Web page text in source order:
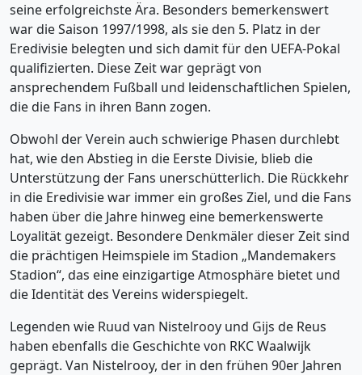
seine erfolgreichste Ära. Besonders bemerkenswert
war die Saison 1997/1998, als sie den 5. Platz in der
Eredivisie belegten und sich damit für den UEFA-Pokal
qualifizierten. Diese Zeit war geprägt von
ansprechendem Fußball und leidenschaftlichen Spielen,
die die Fans in ihren Bann zogen.
Obwohl der Verein auch schwierige Phasen durchlebt
hat, wie den Abstieg in die Eerste Divisie, blieb die
Unterstützung der Fans unerschütterlich. Die Rückkehr
in die Eredivisie war immer ein großes Ziel, und die Fans
haben über die Jahre hinweg eine bemerkenswerte
Loyalität gezeigt. Besondere Denkmäler dieser Zeit sind
die prächtigen Heimspiele im Stadion „Mandemakers
Stadion“, das eine einzigartige Atmosphäre bietet und
die Identität des Vereins widerspiegelt.
Legenden wie Ruud van Nistelrooy und Gijs de Reus
haben ebenfalls die Geschichte von RKC Waalwijk
geprägt. Van Nistelrooy, der in den frühen 90er Jahren